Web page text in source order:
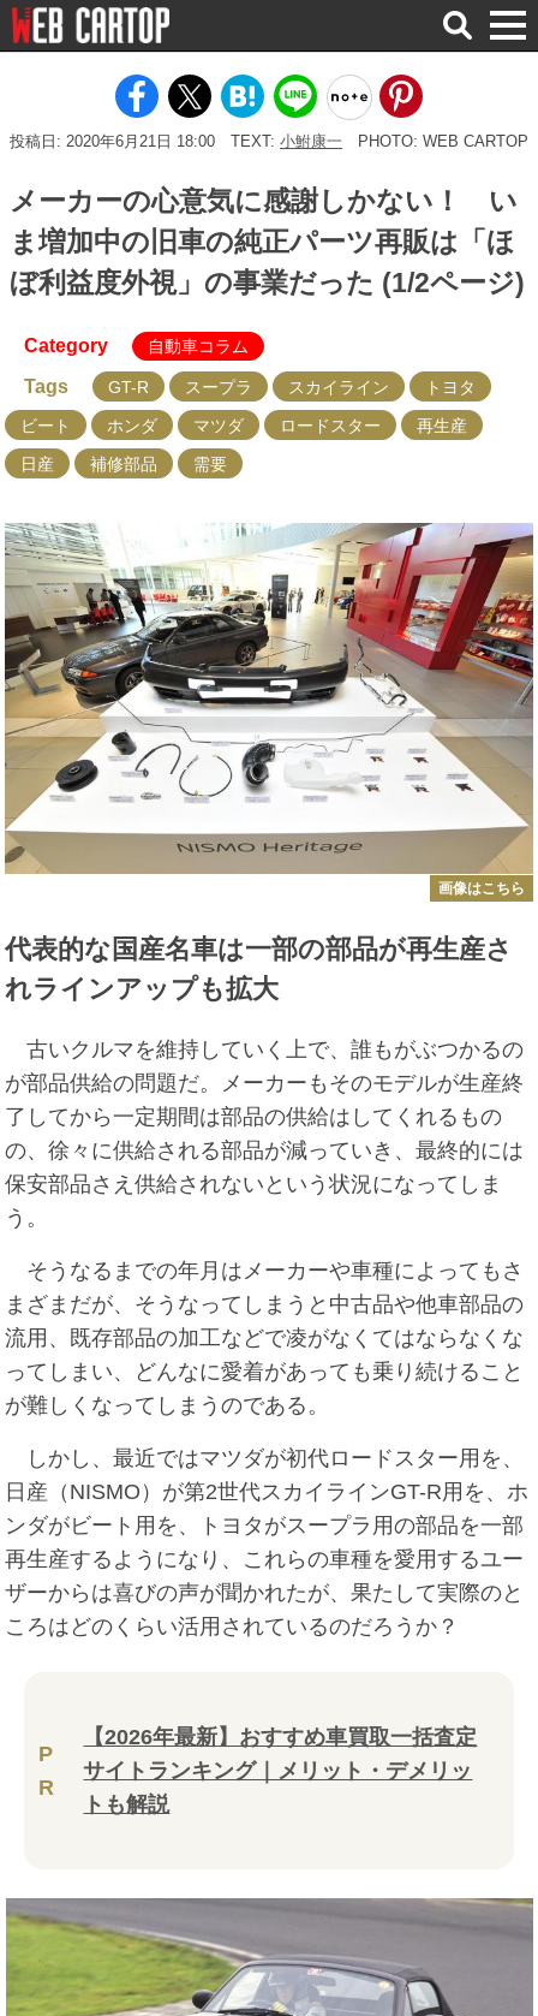
検
索
投稿日: 2020年6月21日 18:00 TEXT: 小鮒康一 PHOTO: WEB CARTOP
メーカーの心意気に感謝しかない！ い
ま増加中の旧車の純正パーツ再販は「ほ
ぼ利益度外視」の事業だった (1/2ページ)
Category 自動車コラム
Tags GT-R スープラ スカイライン
トヨタ
ビート
ホンダ マツダ ロードスター
再生産
日産
補修部品 需要
画像はこちら
代表的な国産名車は一部の部品が再生産さ
れラインアップも拡大
古いクルマを維持していく上で、誰もがぶつかるの
が部品供給の問題だ。メーカーもそのモデルが生産終
了してから一定期間は部品の供給はしてくれるもの
の、徐々に供給される部品が減っていき、最終的には
保安部品さえ供給されないという状況になってしま
う。
そうなるまでの年月はメーカーや車種によってもさ
まざまだが、そうなってしまうと中古品や他車部品の
流用、既存部品の加工などで凌がなくてはならなくな
ってしまい、どんなに愛着があっても乗り続けること
が難しくなってしまうのである。
しかし、最近ではマツダが初代ロードスター用を、
日産（NISMO）が第2世代スカイラインGT-R用を、ホ
ンダがビート用を、トヨタがスープラ用の部品を一部
再生産するようになり、これらの車種を愛用するユー
ザーからは喜びの声が聞かれたが、果たして実際のと
ころはどのくらい活用されているのだろうか？
P
R
【2026年最新】おすすめ車買取一括査定
サイトランキング｜メリット・デメリッ
トも解説